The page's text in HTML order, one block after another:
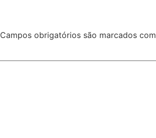
Campos obrigatórios são marcados com